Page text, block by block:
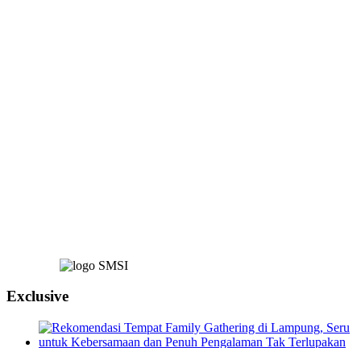
Exclusive